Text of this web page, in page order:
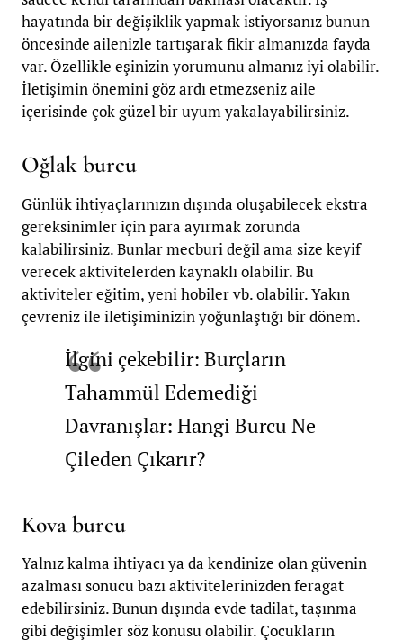
hayatında bir değişiklik yapmak istiyorsanız bunun
öncesinde ailenizle tartışarak fikir almanızda fayda
var. Özellikle eşinizin yorumunu almanız iyi olabilir.
İletişimin önemini göz ardı etmezseniz aile
içerisinde çok güzel bir uyum yakalayabilirsiniz.
Oğlak burcu
Günlük ihtiyaçlarınızın dışında oluşabilecek ekstra
gereksinimler için para ayırmak zorunda
kalabilirsiniz. Bunlar mecburi değil ama size keyif
verecek aktivitelerden kaynaklı olabilir. Bu
aktiviteler eğitim, yeni hobiler vb. olabilir. Yakın
çevreniz ile iletişiminizin yoğunlaştığı bir dönem.
İlgini çekebilir: Burçların
Tahammül Edemediği
Davranışlar: Hangi Burcu Ne
Çileden Çıkarır?
Kova burcu
Yalnız kalma ihtiyacı ya da kendinize olan güvenin
azalması sonucu bazı aktivitelerinizden feragat
edebilirsiniz. Bunun dışında evde tadilat, taşınma
gibi değişimler söz konusu olabilir. Çocukların